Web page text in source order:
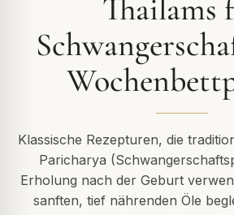
Thailams
Klassische Rezepturen, die
Paricharya
Erholung nach der Geburt
sanften, tief nährenden Öle